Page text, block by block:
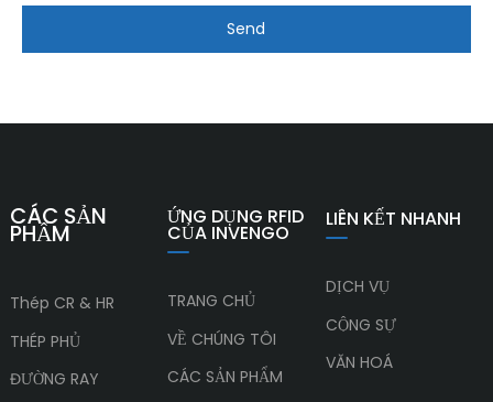
Send
CÁC SẢN
PHẨM
Thép CR & HR
THÉP PHỦ
ĐƯỜNG RAY
ỨNG DỤNG RFID
CỦA INVENGO
TRANG CHỦ
VỀ CHÚNG TÔI
CÁC SẢN PHẨM
LIÊN KẾT NHANH
DỊCH VỤ
CỘNG SỰ
VĂN HOÁ